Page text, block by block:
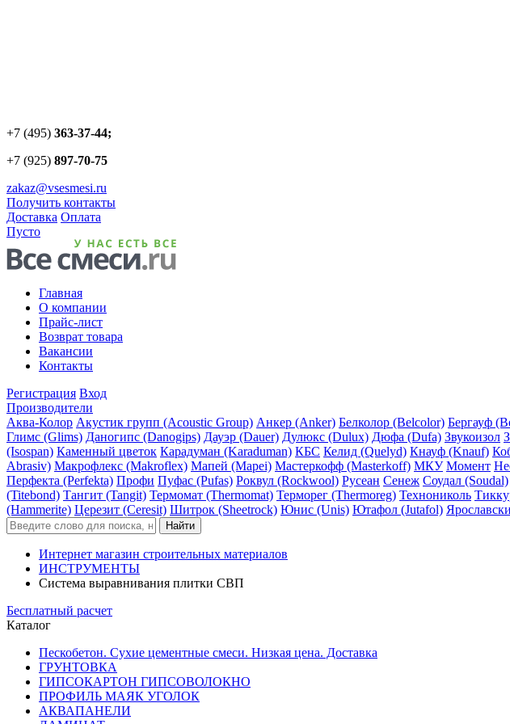
+7 (495) 363-37-44;
+7 (925) 897-70-75
zakaz@vsesmesi.ru
Получить контакты
Доставка Оплата
Пусто
Главная
О компании
Прайс-лист
Возврат товара
Вакансии
Контакты
Регистрация Вход
Производители
Аква-Колор Акустик групп (Acoustic Group) Анкер (Anker) Белколор (Belcolor) Бергауф
Глимс (Glims) Даногипс (Danogips) Дауэр (Dauer) Дулюкс (Dulux) Дюфа (Dufa) Звукоизол
(Isospan) Каменный цветок Карадуман (Karaduman) КБС Келид (Quelyd) Кнауф (Knauf)
Abrasiv) Макрофлекс (Makroflex) Мапей (Mapei) Мастеркофф (Masterkoff) МКУ Момент
Перфекта (Perfekta) Профи Пуфас (Pufas) Роквул (Rockwool) Русеан Сенеж Соудал (Soudal)
(Titebond) Тангит (Tangit) Термомат (Thermomat) Терморег (Thermoreg) Технониколь
(Hammerite) Церезит (Ceresit) Шитрок (Sheetrock) Юнис (Unis) Ютафол (Jutafol)
Интернет магазин строительных материалов
ИНСТРУМЕНТЫ
Система выравнивания плитки СВП
Бесплатный расчет
Каталог
Пескобетон. Сухие цементные смеси. Низкая цена. Доставка
ГРУНТОВКА
ГИПСОКАРТОН ГИПСОВОЛОКНО
ПРОФИЛЬ МАЯК УГОЛОК
АКВАПАНЕЛИ